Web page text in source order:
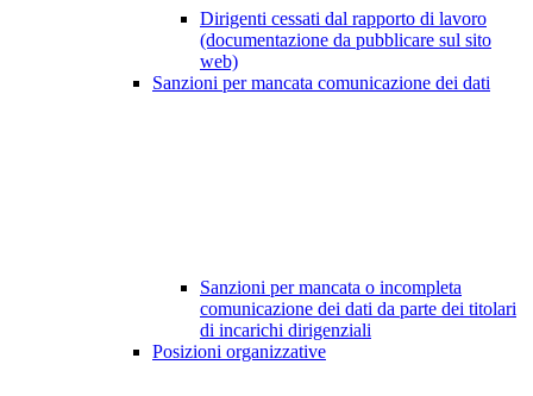
Dirigenti cessati dal rapporto di lavoro
(documentazione da pubblicare sul sito
web)
Sanzioni per mancata comunicazione dei dati
Sanzioni per mancata o incompleta
comunicazione dei dati da parte dei titolari
di incarichi dirigenziali
Posizioni organizzative